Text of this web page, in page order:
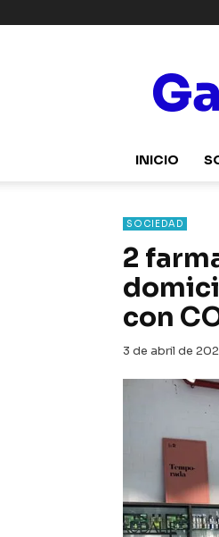
INICIO
SOCIEDAD
2
con
3 de abril de